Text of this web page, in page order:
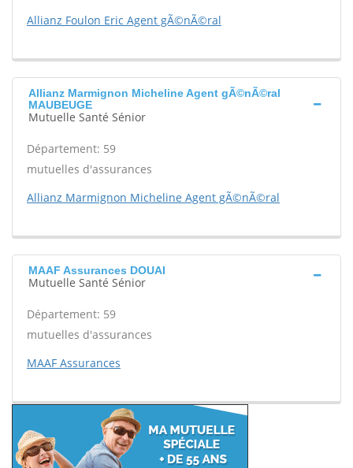
Allianz Foulon Eric Agent gÃ©nÃ©ral
Allianz Marmignon Micheline Agent gÃ©nÃ©ral
MAUBEUGE
Mutuelle Santé Sénior
Département: 59
mutuelles d'assurances
Allianz Marmignon Micheline Agent gÃ©nÃ©ral
MAAF Assurances DOUAI
Mutuelle Santé Sénior
Département: 59
mutuelles d'assurances
MAAF Assurances